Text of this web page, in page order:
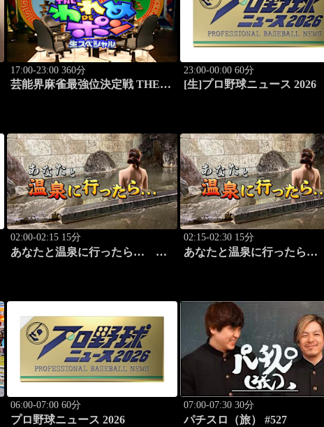
17:00-23:00 360分
芸能界麻雀最強位決定戦 THEわ
23:00-00:00 60分
[生]プロ野球ニュース 2026
02:00-02:15 15分
あなたと温泉に行ったら…
02:15-02:30 15分
あなたと温泉に行ったら…
06:00-07:00 60分
プロ野球ニュース 2026
07:00-07:30 30分
パチスロ（旅） #527